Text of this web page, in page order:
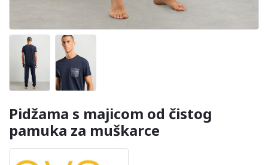
Pidžama s majicom od čistog
pamuka za muškarce